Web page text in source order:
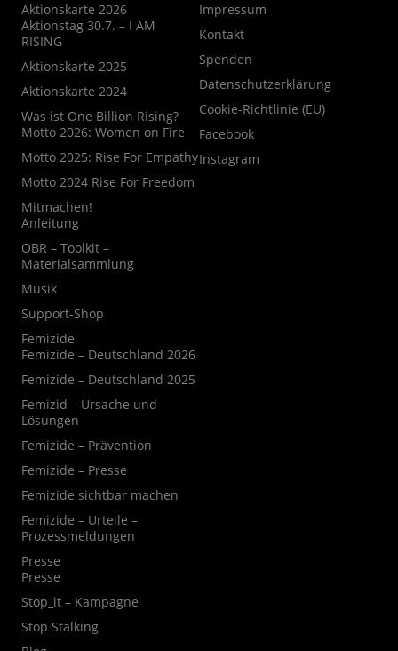
Aktionskarte 2026
Aktionstag 30.7. – I AM
RISING
Aktionskarte 2025
Aktionskarte 2024
Was ist One Billion Rising?
Motto 2026: Women on Fire
Motto 2025: Rise For Empathy
Motto 2024 Rise For Freedom
Mitmachen!
Anleitung
OBR – Toolkit –
Materialsammlung
Musik
Support-Shop
Femizide
Femizide – Deutschland 2026
Femizide – Deutschland 2025
Femizid – Ursache und
Lösungen
Femizide – Prävention
Femizide – Presse
Femizide sichtbar machen
Femizide – Urteile –
Prozessmeldungen
Presse
Presse
Stop_it – Kampagne
Stop Stalking
Impressum
Kontakt
Spenden
Datenschutzerklärung
Cookie-Richtlinie (EU)
Facebook
Instagram